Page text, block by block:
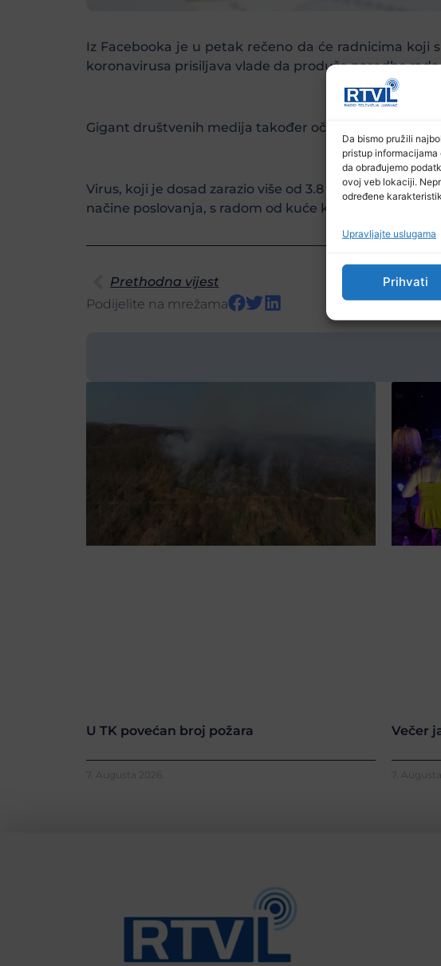
Da bismo pružili
pristup
da obrađujemo
ovoj veb lokaciji.
određene
Upravljajte uslugama
Prihvati
Iz Facebooka je u petak rečeno da će radnicima
koronavirusa prisiljava vlade da produže naredbe
Gigant društvenih medija također očekuje da većina
Virus, koji je dosad zarazio više od 3.8 miliona ljudi
načine poslovanja, s radom od kuće kao novom
Prethodna vijest
Podijelite na mrežama
U TK povećan broj požara
7. Augusta 2026.
Večer
7.